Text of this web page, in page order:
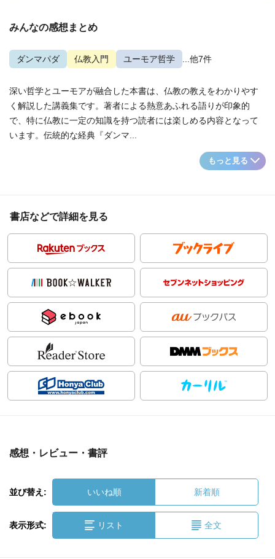
みんなの感想まとめ
ダンマパダ 仏教入門 ユーモア哲学 ...他7件
深い哲学とユーモアが融合した本書は、仏教の教えをわかりやす
く解説した講義集です。著者による熱意あふれる語りが印象的
で、特に仏教に一定の知識を持つ読者には楽しめる内容となって
います。伝統的な経典『ダンマ...
もっと見る
書店などで詳細を見る
感想・レビュー・書評
並び替え: いいね順 新着順
表示形式: リスト 全文